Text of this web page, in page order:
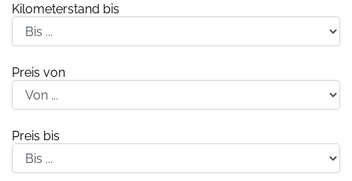
Kilometerstand bis
Preis von
Preis bis